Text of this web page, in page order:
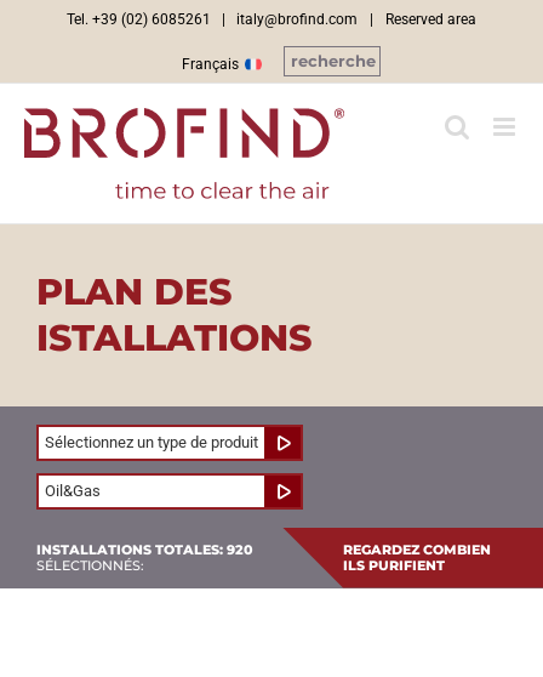
Tel. +39 (02) 6085261 | italy@brofind.com Reserved area
Français recherche
PLAN DES
ISTALLATIONS
INSTALLATIONS TOTALES: 920
SÉLECTIONNÉS:
REGARDEZ COMBIEN
ILS PURIFIENT